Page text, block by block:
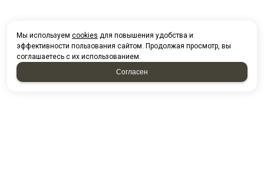
Мы используем cookies для повышения удобства и
эффективности пользования сайтом. Продолжая просмотр, вы
соглашаетесь с их использованием.
Согласен